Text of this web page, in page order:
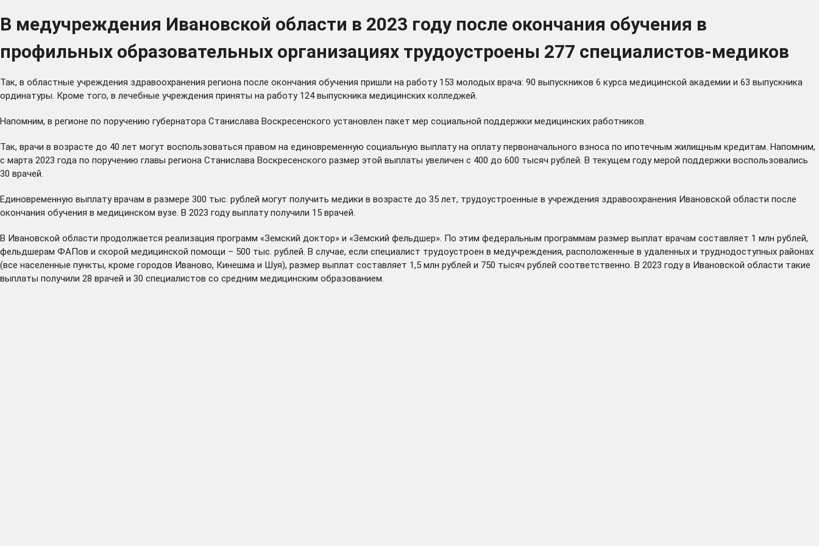
В медучреждения Ивановской области в 2023 году после окончания обучения в
профильных образовательных организациях трудоустроены 277 специалистов-медиков
Так, в областные учреждения здравоохранения региона после окончания обучения пришли на работу 153 молодых врача: 90 выпускников 6 курса медицинской академии и 63 выпускника
ординатуры. Кроме того, в лечебные учреждения приняты на работу 124 выпускника медицинских колледжей.
Напомним, в регионе по поручению губернатора Станислава Воскресенского установлен пакет мер социальной поддержки медицинских работников.
Так, врачи в возрасте до 40 лет могут воспользоваться правом на единовременную социальную выплату на оплату первоначального взноса по ипотечным жилищным кредитам. Напомним,
с марта 2023 года по поручению главы региона Станислава Воскресенского размер этой выплаты увеличен с 400 до 600 тысяч рублей. В текущем году мерой поддержки воспользовались
30 врачей.
Единовременную выплату врачам в размере 300 тыс. рублей могут получить медики в возрасте до 35 лет, трудоустроенные в учреждения здравоохранения Ивановской области после
окончания обучения в медицинском вузе. В 2023 году выплату получили 15 врачей.
В Ивановской области продолжается реализация программ «Земский доктор» и «Земский фельдшер». По этим федеральным программам размер выплат врачам составляет 1 млн рублей,
фельдшерам ФАПов и скорой медицинской помощи – 500 тыс. рублей. В случае, если специалист трудоустроен в медучреждения, расположенные в удаленных и труднодоступных районах
(все населенные пункты, кроме городов Иваново, Кинешма и Шуя), размер выплат составляет 1,5 млн рублей и 750 тысяч рублей соответственно. В 2023 году в Ивановской области такие
выплаты получили 28 врачей и 30 специалистов со средним медицинским образованием.